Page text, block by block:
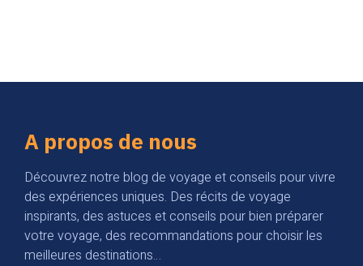
A propos de nous
Découvrez notre blog de voyage et conseils pour vivre
des expériences uniques. Des récits de voyage
inspirants, des astuces et conseils pour bien préparer
votre voyage, des recommandations pour choisir les
meilleures destinations…